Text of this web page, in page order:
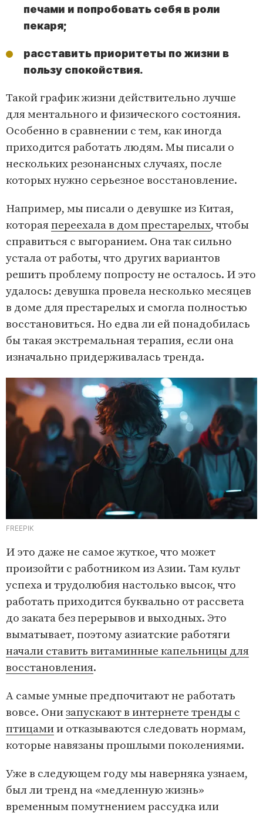
печами и попробовать себя в роли
пекаря;
расставить приоритеты по жизни в
пользу спокойствия.
Такой график жизни действительно лучше
для ментального и физического состояния.
Особенно в сравнении с тем, как иногда
приходится работать людям. Мы писали о
нескольких резонансных случаях, после
которых нужно серьезное восстановление.
Например, мы писали о девушке из Китая,
котораяпереехала в дом престарелых, чтобы
справиться с выгоранием. Она так сильно
устала от работы, что других вариантов
решить проблему попросту не осталось. И это
удалось: девушка провела несколько месяцев
в доме для престарелых и смогла полностью
восстановиться. Но едва ли ей понадобилась
бы такая экстремальная терапия, если она
изначально придерживалась тренда.
FREEPIK
И это даже не самое жуткое, что может
произойти с работником из Азии. Там культ
успеха и трудолюбия настолько высок, что
работать приходится буквально от рассвета
до заката без перерывов и выходных. Это
выматывает, поэтому азиатские работяги
начали ставить витаминные капельницы для
восстановления.
А самые умные предпочитают не работать
вовсе. Онизапускают в интернете тренды с
птицамии отказываются следовать нормам,
которые навязаны прошлыми поколениями.
Уже в следующем году мы наверняка узнаем,
был ли тренд на «медленную жизнь»
временным помутнением рассудка или